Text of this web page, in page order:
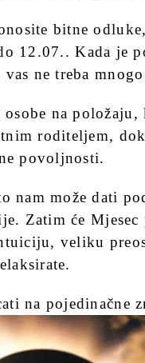
bitne
12.07.. Kada je
ne treba
na položaju,
roditeljem,
povoljnosti.
nam može dati
Zatim će
veliku
na pojedinačne